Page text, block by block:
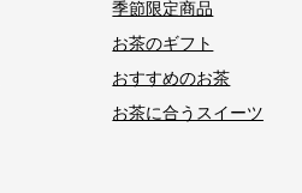
季節限定商品
お茶のギフト
おすすめのお茶
お茶に合うスイーツ